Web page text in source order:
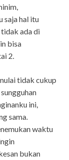
saja hal itu
ada di
bisa
2.
tidak cukup
ini,
sama.
waktu
bukan